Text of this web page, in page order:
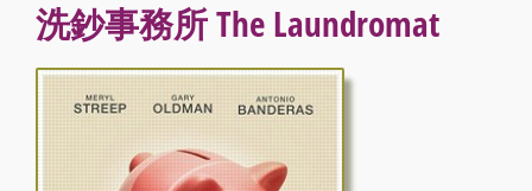
洗鈔事務所 The Laundromat